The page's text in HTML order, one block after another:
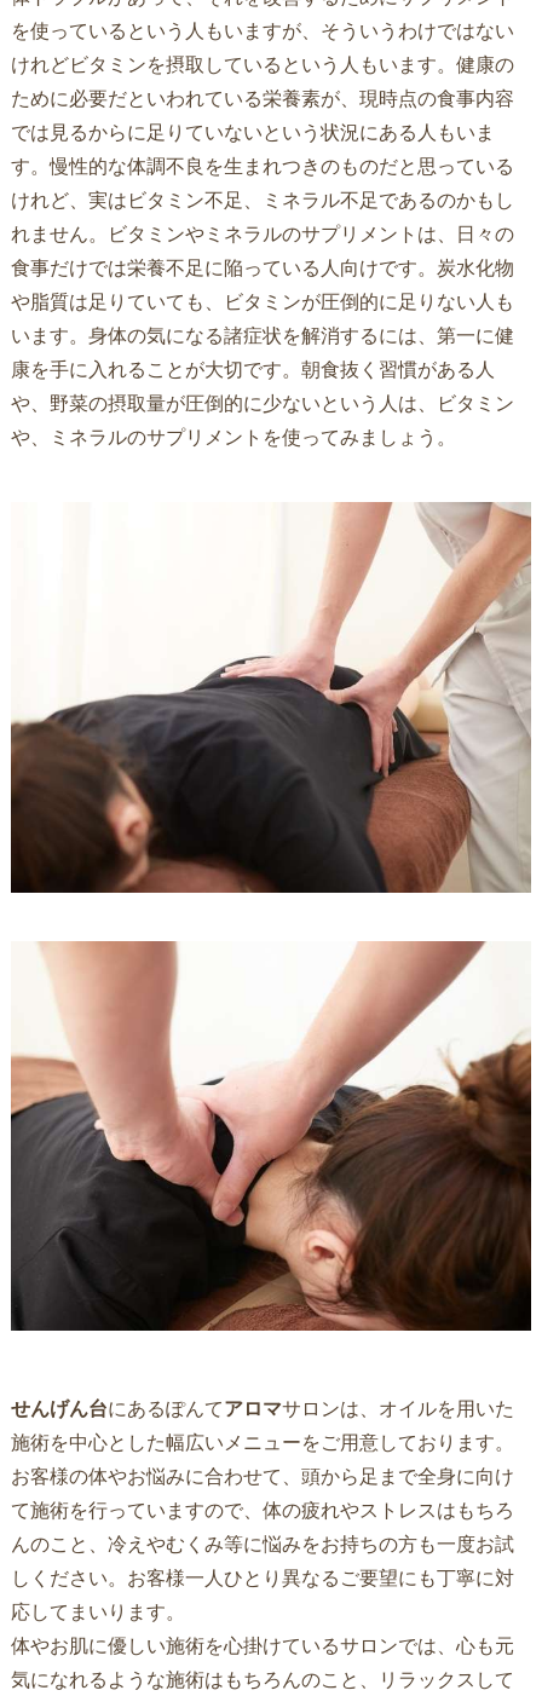
を使っているという人もいますが、そういうわけではない
けれどビタミンを摂取しているという人もいます。健康の
ために必要だといわれている栄養素が、現時点の食事内容
では見るからに足りていないという状況にある人もいま
す。慢性的な体調不良を生まれつきのものだと思っている
けれど、実はビタミン不足、ミネラル不足であるのかもし
れません。ビタミンやミネラルのサプリメントは、日々の
食事だけでは栄養不足に陥っている人向けです。炭水化物
や脂質は足りていても、ビタミンが圧倒的に足りない人も
います。身体の気になる諸症状を解消するには、第一に健
康を手に入れることが大切です。朝食抜く習慣がある人
や、野菜の摂取量が圧倒的に少ないという人は、ビタミン
や、ミネラルのサプリメントを使ってみましょう。
せんげん台にあるぽんてアロマサロンは、オイルを用いた
施術を中心とした幅広いメニューをご用意しております。
お客様の体やお悩みに合わせて、頭から足まで全身に向け
て施術を行っていますので、体の疲れやストレスはもちろ
んのこと、冷えやむくみ等に悩みをお持ちの方も一度お試
しください。お客様一人ひとり異なるご要望にも丁寧に対
応してまいります。
体やお肌に優しい施術を心掛けているサロンでは、心も元
気になれるような施術はもちろんのこと、リラックスして